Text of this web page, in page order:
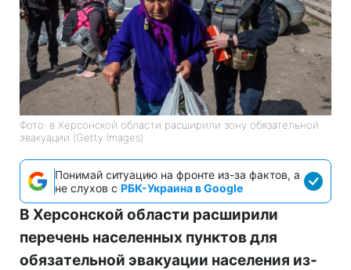
Фото: в Херсонской области расширили зону обязательной
эвакуации (Getty Images)
Понимай ситуацию на фронте из-за фактов, а
не слухов с РБК-Украина в Google
В Херсонской области расширили
перечень населенных пунктов для
обязательной эвакуации населения из-